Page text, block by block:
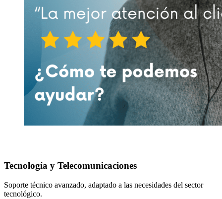
Tecnología y Telecomunicaciones
Soporte técnico avanzado, adaptado a las necesidades del sector
tecnológico.